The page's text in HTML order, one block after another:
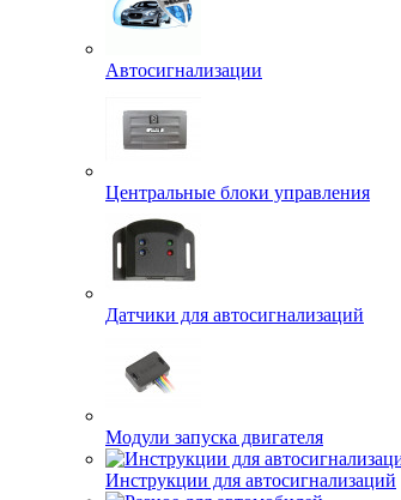
Автосигнализации
Центральные блоки управления
Датчики для автосигнализаций
Модули запуска двигателя
Инструкции для автосигнализаций